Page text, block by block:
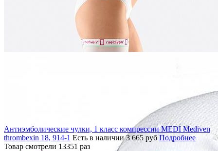
Антиэмболические чулки, 1 класс компрессии MEDI Mediven
thrombexin 18, 914-1 Есть в наличии 3 665 руб Подробнее
Товар смотрели 13351 раз